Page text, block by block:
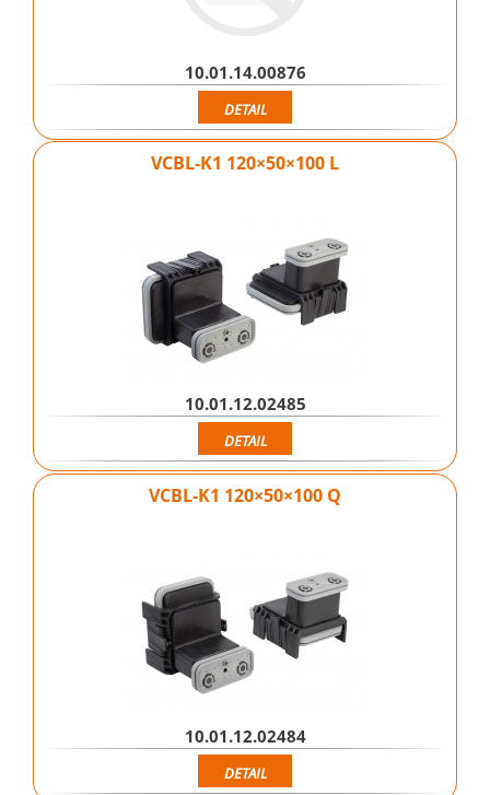
10.01.14.00876
DETAIL
VCBL-K1 120×50×100 L
10.01.12.02485
DETAIL
VCBL-K1 120×50×100 Q
10.01.12.02484
DETAIL